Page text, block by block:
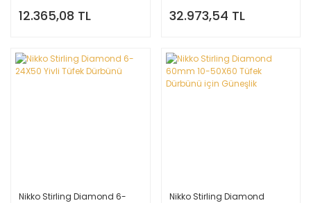
12.365,08 TL 32.973,54 TL
Nikko Stirling Diamond 6-
Nikko Stirling Diamond